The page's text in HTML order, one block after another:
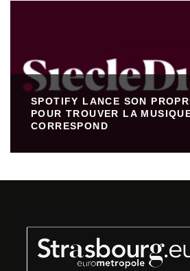
SPOTIFY LANCE SON
POUR TROUVER LA
CORRESPOND